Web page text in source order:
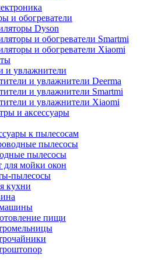
и обогреватели
Dyson
и обогреватели Smartmi
и обогреватели Xiaomi
и увлажнители
и увлажнители Deerma
и увлажнители Smartmi
и увлажнители Xiaomi
и аксессуары
к пылесосам
пылесосы
пылесосы
для мойки окон
пылесосы
кухни
пищи